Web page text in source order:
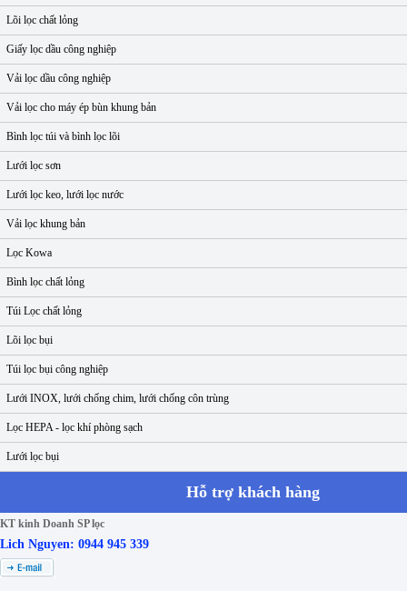
Lõi lọc chất lỏng
Giấy lọc dầu công nghiệp
Vải lọc dầu công nghiệp
Vải lọc cho máy ép bùn khung bản
Bình lọc túi và bình lọc lõi
Lưới lọc sơn
Lưới lọc keo, lưới lọc nước
Vải lọc khung bản
Lọc Kowa
Bình lọc chất lỏng
Túi Lọc chất lỏng
Lõi lọc bụi
Túi lọc bụi công nghiệp
Lưới INOX, lưới chống chim, lưới chống côn trùng
Lọc HEPA - lọc khí phòng sạch
Lưới lọc bụi
Hỗ trợ khách hàng
KT kinh Doanh SP lọc
Lich Nguyen: 0944 945 339